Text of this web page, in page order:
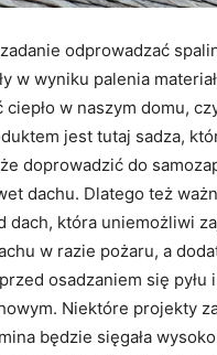
odprowadzać
w wyniku palenia
ciepło w naszym domu,
jest tutaj sadza,
doprowadzić do
dachu. Dlatego też
dach, która uniemożliwi
w razie pożaru, a
osadzaniem się pyłu
Niektóre projekty
będzie sięgała